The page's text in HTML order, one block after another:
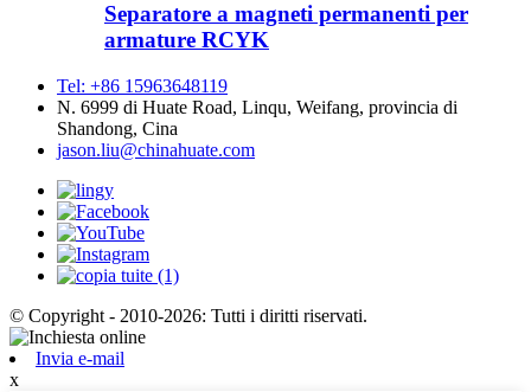
Separatore a magneti permanenti per
armature RCYK
Tel: +86 15963648119
N. 6999 di Huate Road, Linqu, Weifang, provincia di
Shandong, Cina
jason.liu@chinahuate.com
© Copyright - 2010-2026: Tutti i diritti riservati.
Invia e-mail
x